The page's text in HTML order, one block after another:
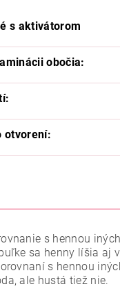
s aktivátorom
obočia:
otvorení:
s hennou
sa henny líšia aj
s hennou
ale hustá tiež nie.